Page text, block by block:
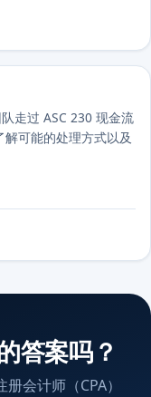
走过 ASC 230 现金流
可能的处理方式以及
答案吗？
会计师（CPA）